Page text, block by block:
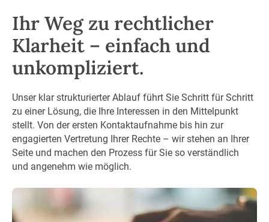
Ihr Weg zu rechtlicher
Klarheit – einfach und
unkompliziert.
Unser klar strukturierter Ablauf führt Sie Schritt für Schritt
zu einer Lösung, die Ihre Interessen in den Mittelpunkt
stellt. Von der ersten Kontaktaufnahme bis hin zur
engagierten Vertretung Ihrer Rechte – wir stehen an Ihrer
Seite und machen den Prozess für Sie so verständlich
und angenehm wie möglich.